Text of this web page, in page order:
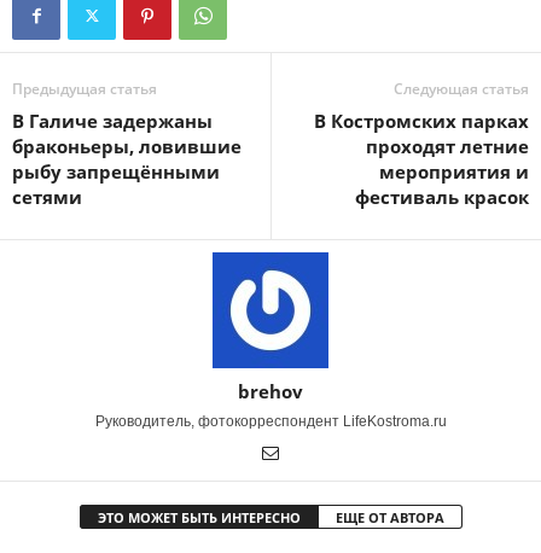
Предыдущая статья
В Галиче задержаны
браконьеры, ловившие
рыбу запрещёнными
сетями
Следующая статья
В Костромских парках
проходят летние
мероприятия и
фестиваль красок
brehov
Руководитель, фотокорреспондент LifeKostroma.ru
ЭТО МОЖЕТ БЫТЬ ИНТЕРЕСНО ЕЩЕ ОТ АВТОРА